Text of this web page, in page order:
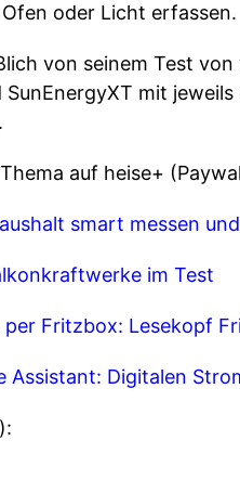
oder Licht erfassen.
von seinem Test
mit
auf heise+
smart messen
im Test
per Fritzbox: Lesekopf
Assistant: Digitalen